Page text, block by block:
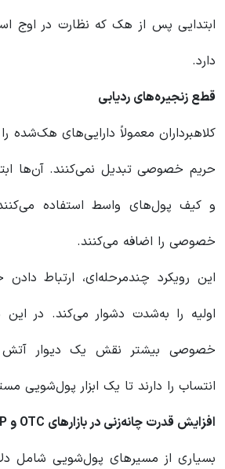
ابتدایی پس از هک که نظارت در اوج
دارد.
قطع زنجیره‌های ردیابی
کلاهبرداران معمولاً دارایی‌های هک‌شده
حریم خصوصی تبدیل نمی‌کنند. آن‌ها
و کیف پول‌های واسط استفاده
خصوصی را اضافه می‌کنند.
این رویکرد چندمرحله‌ای، ارتباط
اولیه را به‌شدت دشوار می‌کند. در
خصوصی بیشتر نقش یک دیوار آتش
انتساب را دارند تا یک ابزار پول‌شویی
افزایش قدرت چانه‌زنی در بازارهای OTC و P2P
بسیاری از مسیرهای پول‌شویی شامل